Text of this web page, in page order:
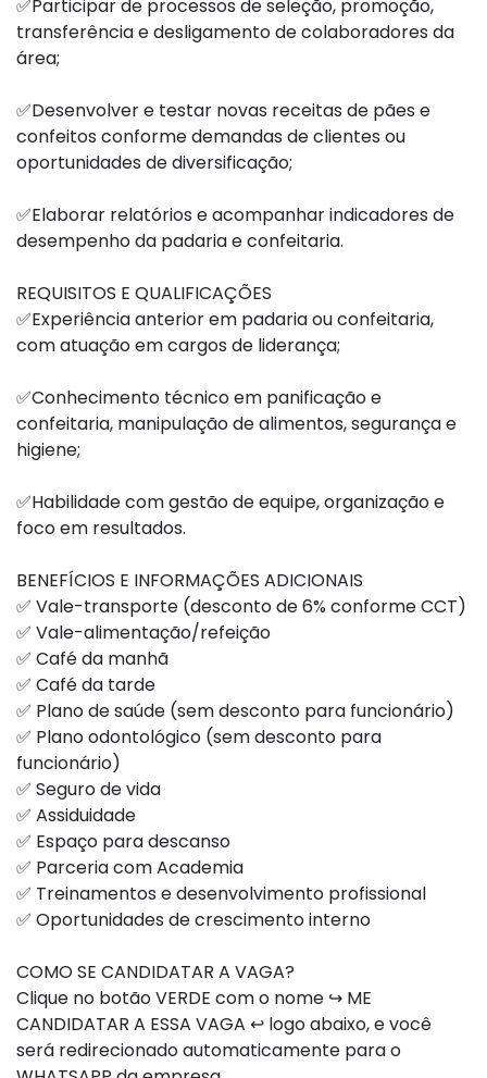
✅Participar de processos de seleção, promoção,
transferência e desligamento de colaboradores da
área;
✅Desenvolver e testar novas receitas de pães e
confeitos conforme demandas de clientes ou
oportunidades de diversificação;
✅Elaborar relatórios e acompanhar indicadores de
desempenho da padaria e confeitaria.
REQUISITOS E QUALIFICAÇÕES
✅Experiência anterior em padaria ou confeitaria,
com atuação em cargos de liderança;
✅Conhecimento técnico em panificação e
confeitaria, manipulação de alimentos, segurança e
higiene;
✅Habilidade com gestão de equipe, organização e
foco em resultados.
BENEFÍCIOS E INFORMAÇÕES ADICIONAIS
✅ Vale-transporte (desconto de 6% conforme CCT)
✅ Vale-alimentação/refeição
✅ Café da manhã
✅ Café da tarde
✅ Plano de saúde (sem desconto para funcionário)
✅ Plano odontológico (sem desconto para
funcionário)
✅ Seguro de vida
✅ Assiduidade
✅ Espaço para descanso
✅ Parceria com Academia
✅ Treinamentos e desenvolvimento profissional
✅ Oportunidades de crescimento interno
COMO SE CANDIDATAR A VAGA?
Clique no botão VERDE com o nome ↪ ME
CANDIDATAR A ESSA VAGA ↩ logo abaixo, e você
será redirecionado automaticamente para o